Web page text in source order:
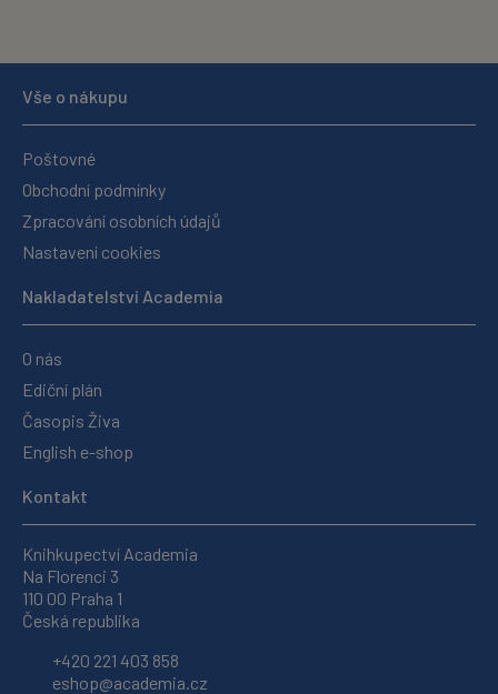
Vše o nákupu
Poštovné
Obchodní podmínky
Zpracování osobních údajů
Nastavení cookies
Nakladatelství Academia
O nás
Ediční plán
Časopis Živa
English e-shop
Kontakt
Knihkupectví Academia
Na Florenci 3
110 00 Praha 1
Česká republika
+420 221 403 858
eshop@academia.cz